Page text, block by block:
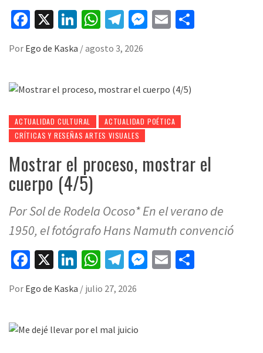
Facebook
X LinkedIn
WhatsApp
Telegram
Messenger
Email
Por Ego de Kaska /agosto 3, 2026
ACTUALIDAD CULTURAL
ACTUALIDAD POÉTICA
CRÍTICAS Y RESEÑAS ARTES VISUALES
Mostrar el proceso, mostrar el
cuerpo (4/5)
Por Sol de Rodela Ocoso* En el verano de
1950, el fotógrafo Hans Namuth convenció
Facebook
X LinkedIn
WhatsApp
Telegram
Messenger
Email
Por Ego de Kaska / julio 27, 2026